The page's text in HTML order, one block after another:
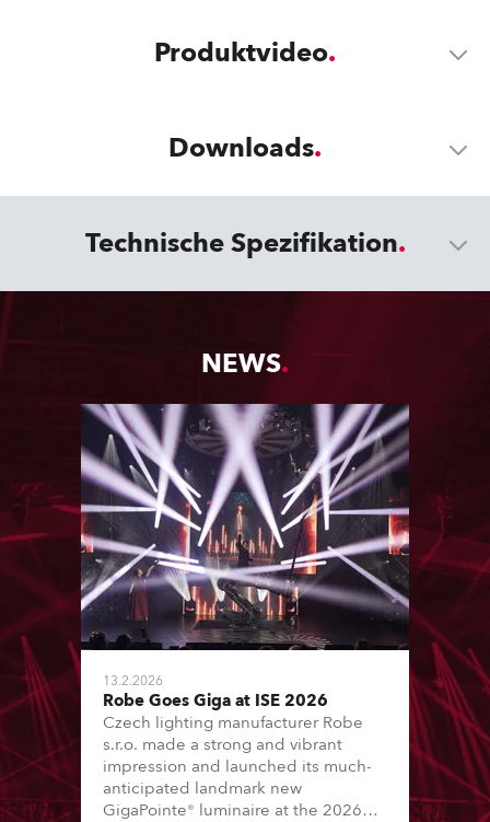
Produktvideo
Downloads
Technische Spezifikation
NEWS
13.2.2026
Robe Goes Giga at ISE 2026
Czech lighting manufacturer Robe
s.r.o. made a strong and vibrant
impression and launched its much-
anticipated landmark new
GigaPointe® luminaire at the 2026